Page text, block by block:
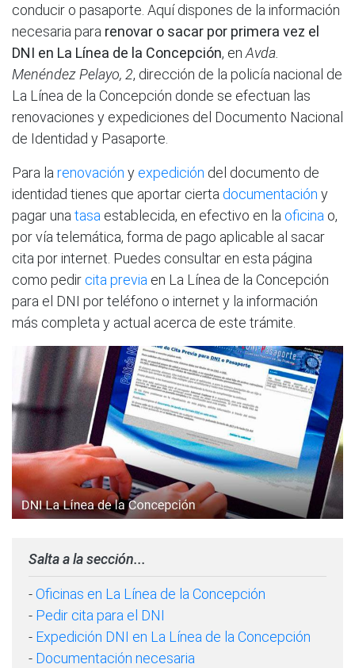
conducir o pasaporte. Aquí dispones de la información
necesaria para renovar o sacar por primera vez el
DNI en La Línea de la Concepción, en Avda.
Menéndez Pelayo, 2, dirección de la policía nacional de
La Línea de la Concepción donde se efectuan las
renovaciones y expediciones del Documento Nacional
de Identidad y Pasaporte.
Para la renovación y expedición del documento de
identidad tienes que aportar cierta documentación y
pagar una tasa establecida, en efectivo en la oficina o,
por vía telemática, forma de pago aplicable al sacar
cita por internet. Puedes consultar en esta página
como pedir cita previa en La Línea de la Concepción
para el DNI por teléfono o internet y la información
más completa y actual acerca de este trámite.
Salta a la sección...
-Oficinas en La Línea de la Concepción
- Pedir cita para el DNI
- Expedición DNI en La Línea de la Concepción
- Documentación necesaria